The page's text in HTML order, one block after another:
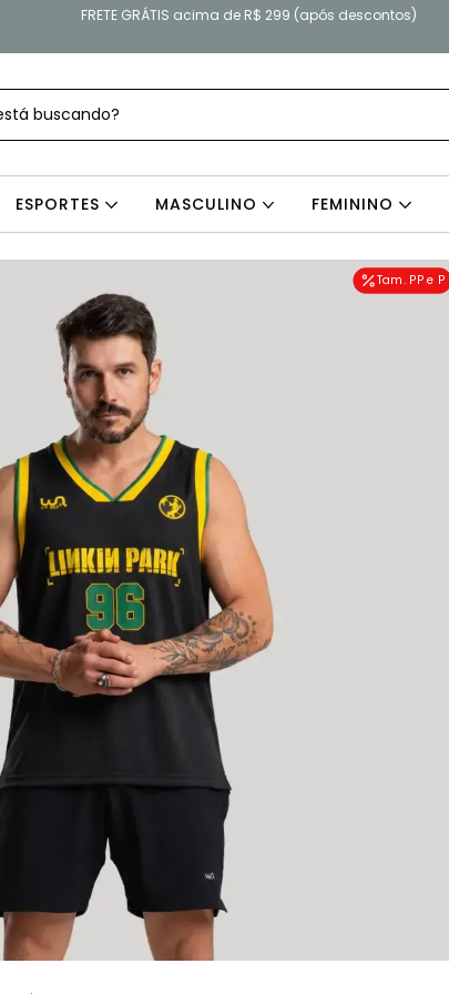
FRETE GRÁTIS acima de R$ 299 (após descontos)
ESPORTES MASCULINO FEMININO
Tam. PP e P